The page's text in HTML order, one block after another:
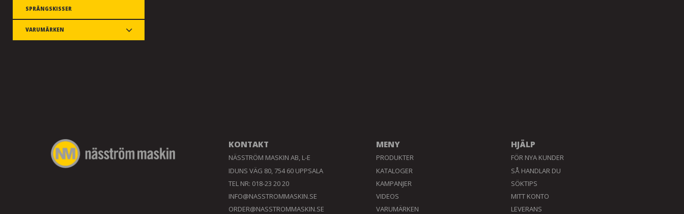
SPRÄNGSKISSER
VARUMÄRKEN
KONTAKT
NÄSSTRÖM MASKIN AB, L-E
IDUNS VÄG 80, 754 60 UPPSALA
TEL NR: 018-23 20 20
INFO@NASSTROMMASKIN.SE
ORDER@NASSTROMMASKIN.SE
MENY
PRODUKTER
KATALOGER
KAMPANJER
VIDEOS
VARUMÄRKEN
HJÄLP
FÖR NYA KUNDER
SÅ HANDLAR DU
SÖKTIPS
MITT KONTO
LEVERANS